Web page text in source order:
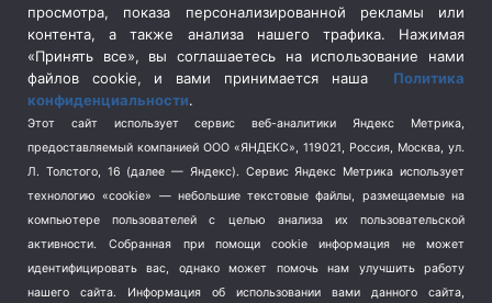
Социальная политика
(3)
Спецоперация в Украине
Спецоперация на Украине
(404)
Спорт (740)
Терроризм (1)
Транспорт (262)
Туризм (178)
Флот (76)
просмотра, показа персонализированной рекламы или
контента, а также анализа нашего трафика. Нажимая
«Принять все», вы соглашаетесь на использование нами
файлов cookie, и вами принимается наша Политика
конфиденциальности.
Этот сайт использует сервис веб-аналитики Яндекс Метрика,
предоставляемый компанией ООО «ЯНДЕКС», 119021, Россия, Москва, ул.
Л. Толстого, 16 (далее — Яндекс). Сервис Яндекс Метрика использует
технологию «cookie» — небольшие текстовые файлы, размещаемые на
компьютере пользователей с целью анализа их пользовательской
активности.
Собранная при помощи cookie информация не может
идентифицировать вас, однако может помочь нам улучшить работу
нашего сайта. Информация об использовании вами данного сайта,